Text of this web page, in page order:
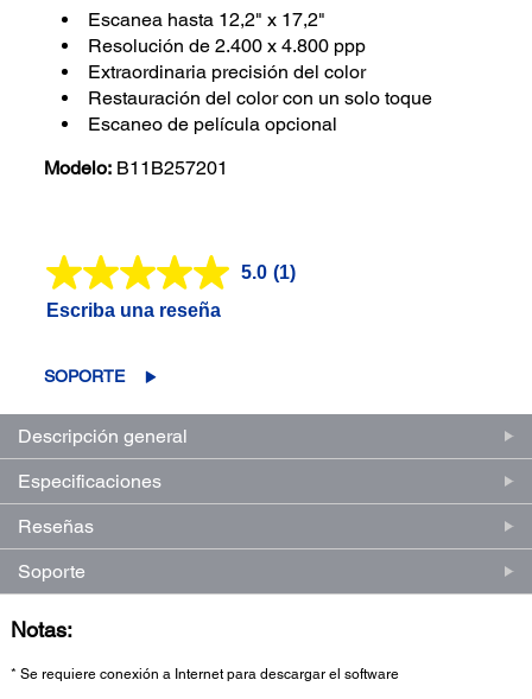
Escanea hasta 12,2" x 17,2"
Resolución de 2.400 x 4.800 ppp
Extraordinaria precisión del color
Restauración del color con un solo toque
Escaneo de película opcional
Modelo: B11B257201
5.0 Lea
página.
(1)
Escriba una reseña
SOPORTE
Descripción general
Especificaciones
Reseñas
Soporte
Notas:
* Se requiere conexión a Internet para descargar el software